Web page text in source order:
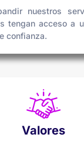
nuestros
tengan acceso a
confianza.
Valores